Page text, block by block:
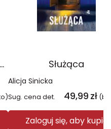
Odwet Pani Plansky. Większe litery Służąca
Alicja Sinicka
Sug. cena det. 49,99 zł
Zaloguj się, aby kupić